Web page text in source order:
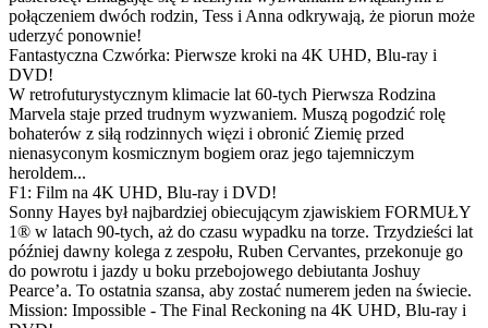
połączeniem dwóch rodzin, Tess i Anna odkrywają, że piorun może
uderzyć ponownie!
Fantastyczna Czwórka: Pierwsze kroki na 4K UHD, Blu-ray i
DVD!
W retrofuturystycznym klimacie lat 60-tych Pierwsza Rodzina
Marvela staje przed trudnym wyzwaniem. Muszą pogodzić rolę
bohaterów z siłą rodzinnych więzi i obronić Ziemię przed
nienasyconym kosmicznym bogiem oraz jego tajemniczym
heroldem...
F1: Film na 4K UHD, Blu-ray i DVD!
Sonny Hayes był najbardziej obiecującym zjawiskiem FORMUŁY
1® w latach 90-tych, aż do czasu wypadku na torze. Trzydzieści lat
później dawny kolega z zespołu, Ruben Cervantes, przekonuje go
do powrotu i jazdy u boku przebojowego debiutanta Joshuy
Pearce’a. To ostatnia szansa, aby zostać numerem jeden na świecie.
Mission: Impossible - The Final Reckoning na 4K UHD, Blu-ray i